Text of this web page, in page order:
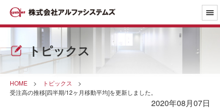
トピックス
HOME > トピックス
>
受注高の推移[四半期/12ヶ月移動平均]を更新しました。
2020年08月07日